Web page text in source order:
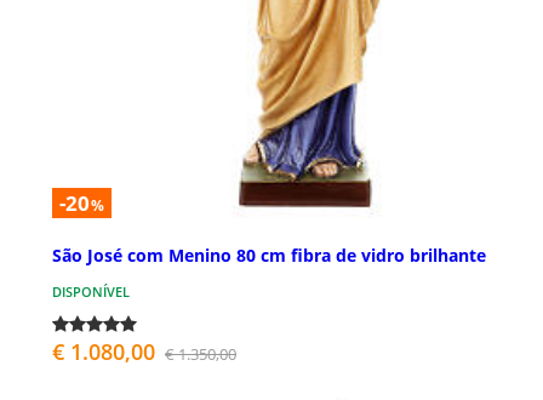
-20%
São José com Menino 80 cm fibra de vidro brilhante
DISPONÍVEL
€ 1.080,00 € 1.350,00